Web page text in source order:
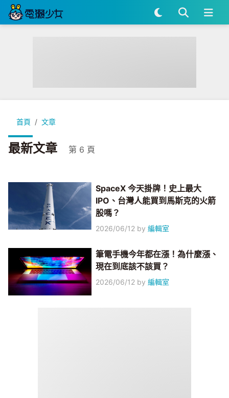
首頁 文章
最新文章 第 6 頁
SpaceX 今天掛牌！史上最大
IPO、台灣人能買到馬斯克的火箭
股嗎？
2026/06/12 by編輯室
筆電手機今年都在漲！為什麼漲、
現在到底該不該買？
2026/06/12 by編輯室